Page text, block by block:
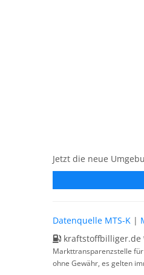
Jetzt die neue
Datenquelle MTS-K |
kraftstoffbilliger.de
Markttransparenzstelle
ohne Gewähr, es gelten